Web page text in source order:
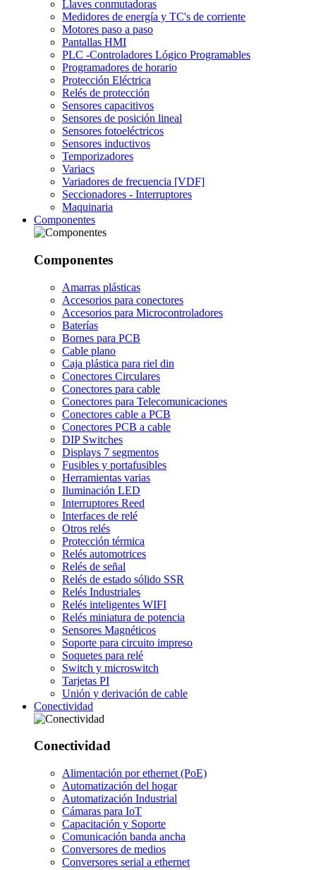
Llaves conmutadoras
Medidores de energía y TC's de corriente
Motores paso a paso
Pantallas HMI
PLC -Controladores Lógico Programables
Programadores de horario
Protección Eléctrica
Relés de protección
Sensores capacitivos
Sensores de posición lineal
Sensores fotoeléctricos
Sensores inductivos
Temporizadores
Variacs
Variadores de frecuencia [VDF]
Seccionadores - Interruptores
Maquinaria
Componentes
Componentes
Amarras plásticas
Accesorios para conectores
Accesorios para Microcontroladores
Baterías
Bornes para PCB
Cable plano
Caja plástica para riel din
Conectores Circulares
Conectores para cable
Conectores para Telecomunicaciones
Conectores cable a PCB
Conectores PCB a cable
DIP Switches
Displays 7 segmentos
Fusibles y portafusibles
Herramientas varias
Iluminación LED
Interruptores Reed
Interfaces de relé
Otros relés
Protección térmica
Relés automotrices
Relés de señal
Relés de estado sólido SSR
Relés Industriales
Relés inteligentes WIFI
Relés miniatura de potencia
Sensores Magnéticos
Soporte para circuito impreso
Soquetes para relé
Switch y microswitch
Tarjetas PI
Unión y derivación de cable
Conectividad
Conectividad
Alimentación por ethernet (PoE)
Automatización del hogar
Automatización Industrial
Cámaras para IoT
Capacitación y Soporte
Comunicación banda ancha
Conversores de medios
Conversores serial a ethernet